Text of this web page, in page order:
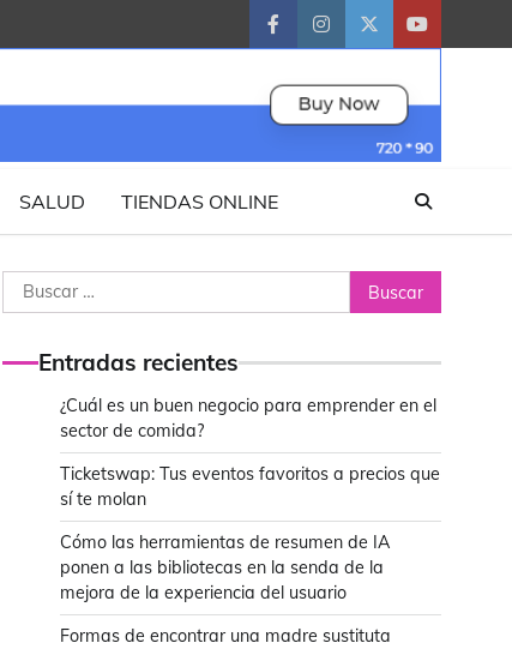
facebookinstagram
twitteryoutube
SALUD TIENDAS ONLINE
Buscar:
Entradas recientes
¿Cuál es un buen negocio para emprender en el
sector de comida?
Ticketswap: Tus eventos favoritos a precios que
sí te molan
Cómo las herramientas de resumen de IA
ponen a las bibliotecas en la senda de la
mejora de la experiencia del usuario
Formas de encontrar una madre sustituta